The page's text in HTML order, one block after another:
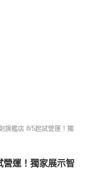
旗艦店 8/5起試營運！獨
運！獨家展示智